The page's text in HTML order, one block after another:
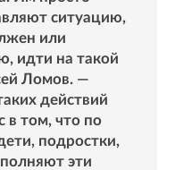
ситуацию,
или
идти на такой
Ломов. —
действий
в том, что по
подростки,
эти